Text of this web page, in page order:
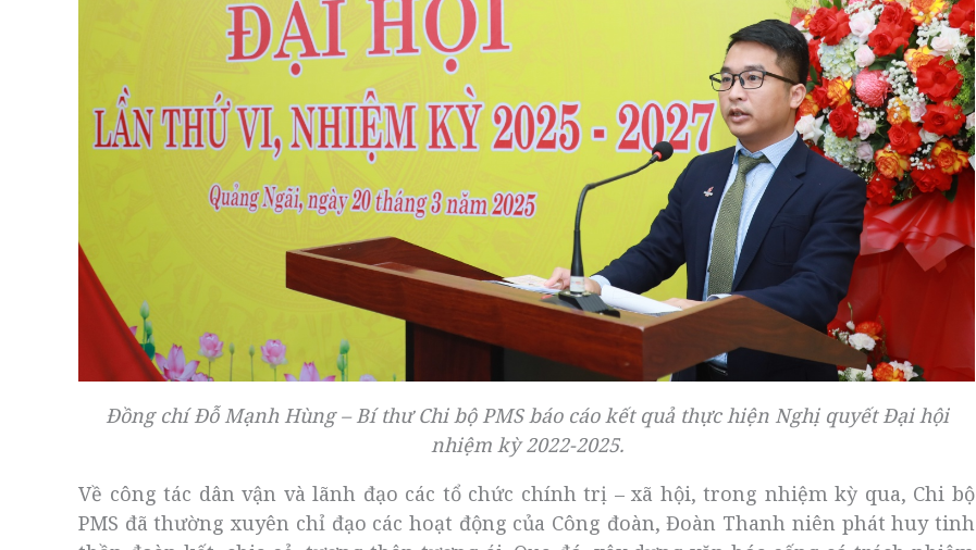
Đồng chí Đỗ Mạnh Hùng – Bí thư Chi bộ PMS báo cáo kết quả thực hiện Nghị quyết Đại hội
nhiệm kỳ 2022-2025.
Về công tác dân vận và lãnh đạo các tổ chức chính trị – xã hội, trong nhiệm kỳ qua, Chi bộ
PMS đã thường xuyên chỉ đạo các hoạt động của Công đoàn, Đoàn Thanh niên phát huy tinh